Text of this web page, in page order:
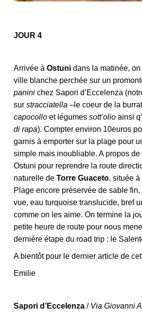
JOUR 4
Arrivée à Ostuni dans la matinée,
ville blanche perchée sur un
paninichez Sapori d’Eccelenza
sur stracciatella –le coeur de la
capocolloet légumes sott’olioainsi
di rapa). Compter environ 10euros
garnis à emporter sur la plage pour
simple mais inoubliable. A propos
Ostuni pour reprendre la route
naturelle de Torre Guaceto, située à
Plage encore préservée de sable
vue, eau turquoise translucide, bref
comme on les aime. On termine la
petite heure de route pour nous
dernière étape du road trip : le
A bientôt pour le dernier article de
Emilie
Sapori d’Eccelenza/ Via Giovanni